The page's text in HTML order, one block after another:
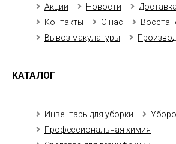
Акции Новости
Контакты
О нас
Вывоз макулатуры
КАТАЛОГ
Инвентарь для уборки
Профессиональная химия